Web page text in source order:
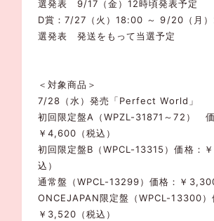
選発表 9/17（金）12時頃発表予定
D賞：7/27（火）18:00 ～ 9/20（月
選発表 発送をもって当選予定
＜対象商品＞
7/28（水）発売「Perfect World」
初回限定盤A（WPZL-31871～72） 価
￥4,600（税込）
初回限定盤B（WPCL-13315）価格：
込）
通常盤（WPCL-13299）価格：￥
ONCEJAPAN限定盤（WPCL-13300）
￥3,520（税込）